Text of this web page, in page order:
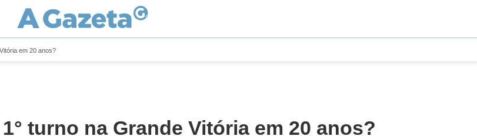
em 20 anos?
turno na Grande Vitória em 20 anos?